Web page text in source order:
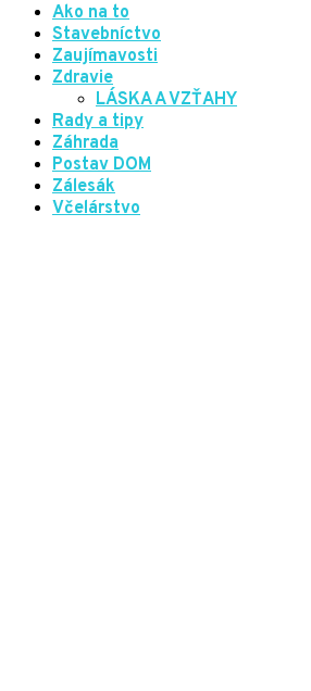
Ako na to
Stavebníctvo
Zaujímavosti
Zdravie
LÁSKA A VZŤAHY
Rady a tipy
Záhrada
Postav DOM
Zálesák
Včelárstvo